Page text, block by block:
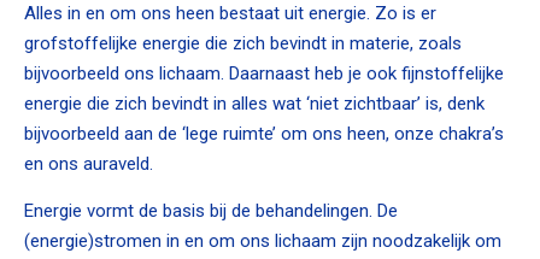
Alles in en om ons heen bestaat uit energie. Zo is er
grofstoffelijke energie die zich bevindt in materie, zoals
bijvoorbeeld ons lichaam. Daarnaast heb je ook fijnstoffelijke
energie die zich bevindt in alles wat ‘niet zichtbaar’ is, denk
bijvoorbeeld aan de ‘lege ruimte’ om ons heen, onze chakra’s
en ons auraveld.
Energie vormt de basis bij de behandelingen. De
(energie)stromen in en om ons lichaam zijn noodzakelijk om